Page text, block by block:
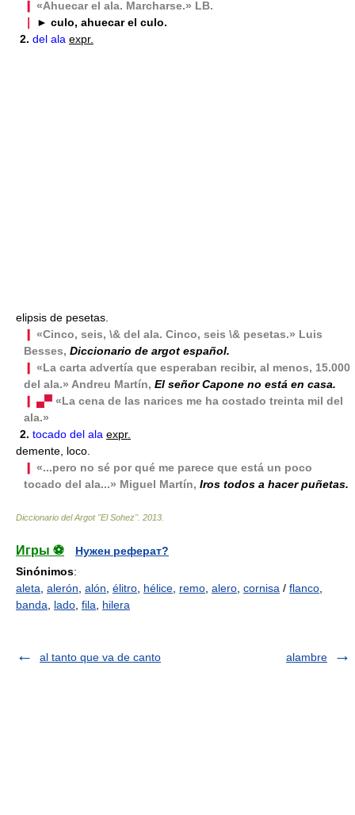
«Ahuecar el ala. Marcharse.» LB.
► culo, ahuecar el culo.
2. del ala expr.
elipsis de pesetas.
«Cinco, seis, \& del ala. Cinco, seis \& pesetas.» Luis
Besses, Diccionario de argot español.
«La carta advertía que esperaban recibir, al menos, 15.000
del ala.» Andreu Martín, El señor Capone no está en casa.
❙ ▄▀ «La cena de las narices me ha costado treinta mil del
ala.»
2. tocado del ala expr.
demente, loco.
«...pero no sé por qué me parece que está un poco
tocado del ala...» Miguel Martín, Iros todos a hacer puñetas.
Diccionario del Argot "El Sohez". 2013
Игры ⚽
Нужен реферат?
Sinónimos:
aleta alerón alón élitro hélice remo alero cornisa / flanco
banda
lado fila hilera
al tanto que va de canto alambre